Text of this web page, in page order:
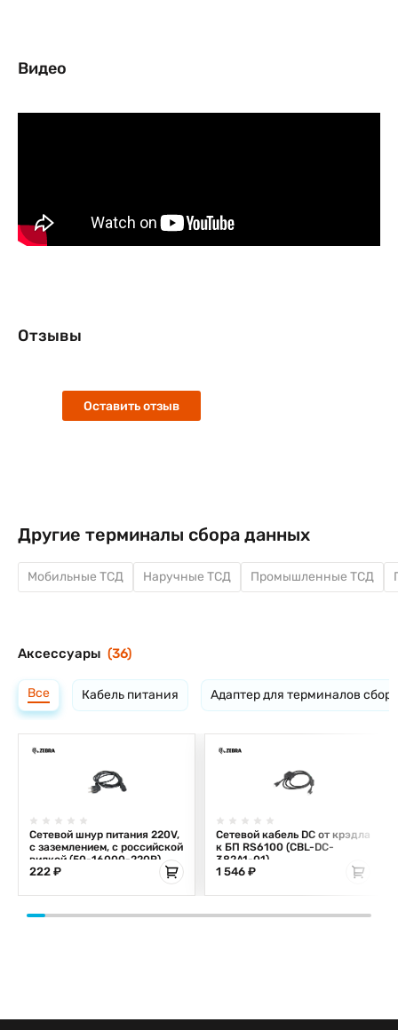
Видео
Отзывы
Оставить отзыв
Другие терминалы сбора данных
Мобильные ТСД Наручные ТСД Промышленные ТСД
Аксессуары (36)
Все Кабель питания Адаптер для терминалов
Сетевой шнур питания 220V,
с заземлением, с российской
вилкой (50-16000-220R)
222 ₽
Сетевой кабель DC от крэдла
к БП RS6100 (CBL-DC-
382A1-01)
1 546 ₽